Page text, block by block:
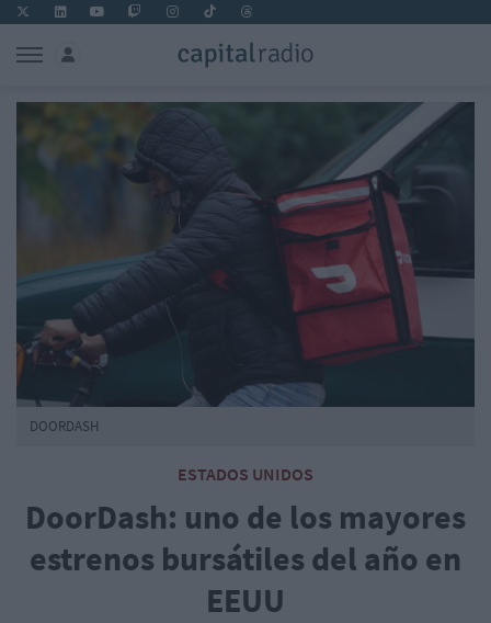
ESTADOS UNIDOS
DoorDash: uno de los mayores
estrenos bursátiles del año en
EEUU
DOORDASH